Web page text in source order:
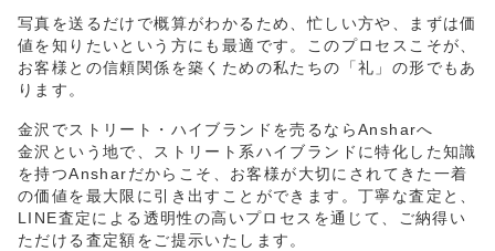
写真を送るだけで概算がわかるため、忙しい方や、まずは価
値を知りたいという方にも最適です。このプロセスこそが、
お客様との信頼関係を築くための私たちの「礼」の形でもあ
ります。
金沢でストリート・ハイブランドを売るならAnsharへ
金沢という地で、ストリート系ハイブランドに特化した知識
を持つAnsharだからこそ、お客様が大切にされてきた一着
の価値を最大限に引き出すことができます。丁寧な査定と、
LINE査定による透明性の高いプロセスを通じて、ご納得い
ただける査定額をご提示いたします。